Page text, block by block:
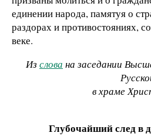
единении народа, памятуя о
раздорах и противостояниях,
веке.
Изслова на заседании
в храме
Глубочайший след в